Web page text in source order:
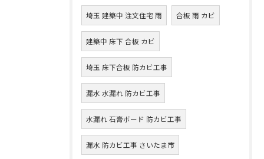
埼玉 建築中 注文住宅 雨 合板 雨 カビ
建築中 床下 合板 カビ
埼玉 床下合板 防カビ工事
漏水 水漏れ 防カビ工事
水漏れ 石膏ボード 防カビ工事
漏水 防カビ工事 さいたま市